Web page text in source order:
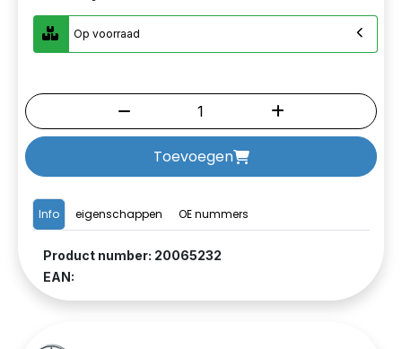
Info eigenschappen OE nummers
Product number: 20065232
EAN:
Op voorraad
Toevoegen